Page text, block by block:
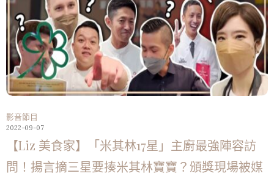
影音節目
2022-09-07
【Liz 美食家】「米其林17星」主廚最強陣容訪
問！揚言摘三星要揍米其林寶寶？頒獎現場被媒